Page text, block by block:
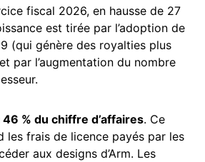
fiscal 2026, en hausse de 27
est tirée par l’adoption de
(qui génère des royalties plus
par l’augmentation du nombre
46 % du chiffre d’affaires. Ce
les frais de licence payés par les
aux designs d’Arm. Les